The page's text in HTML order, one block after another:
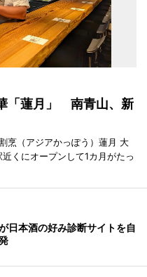
「蓮月」 南青山、新
烹（アジアかっぽう）蓮月 大
くにオープンして1カ月がたっ
日本酒の好み診断サイトを自